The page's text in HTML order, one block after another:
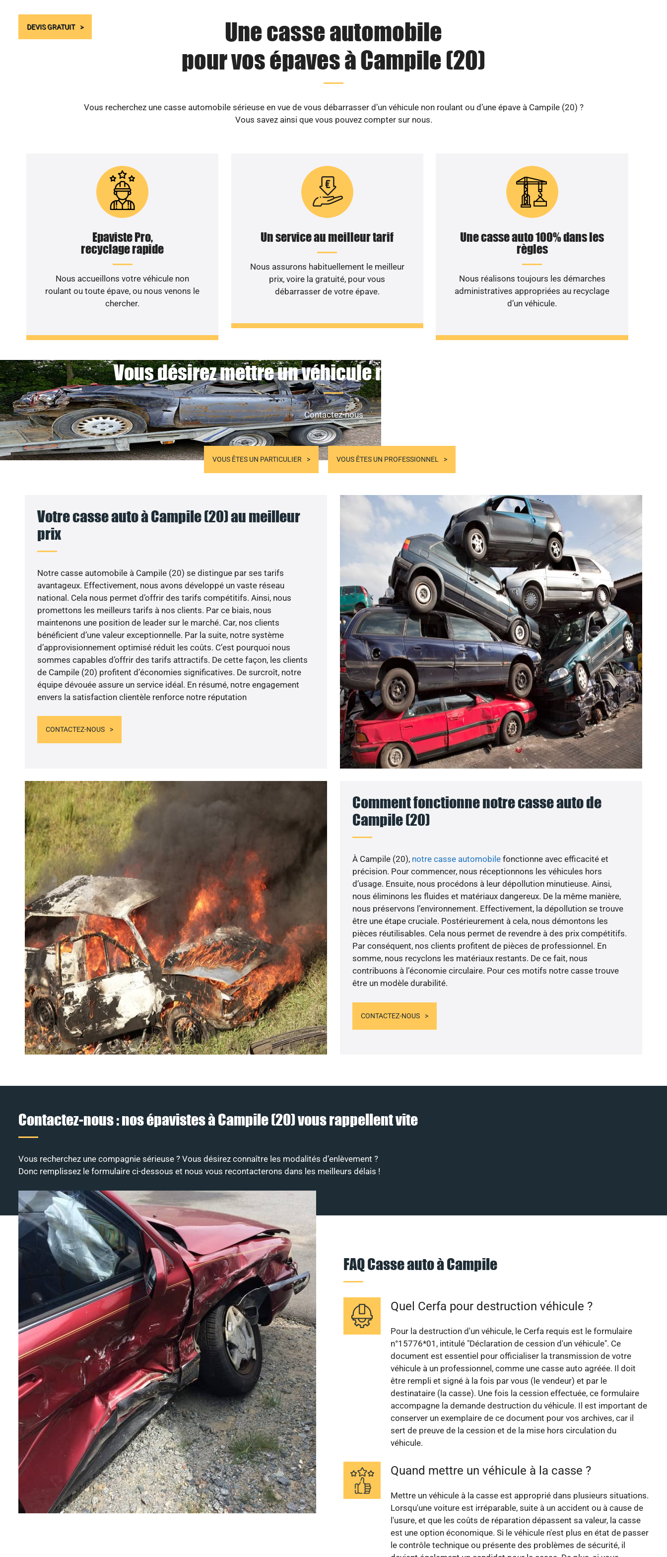
DEVIS GRATUIT
Une casse automobile
pour vos épaves à Campile (20)
Vous recherchez une casse automobile sérieuse en vue de vous débarrasser d’un véhicule non roulant ou d’une épave à Campile (20) ?
Vous savez ainsi que vous pouvez compter sur nous.
Epaviste Pro,
recyclage rapide
Nous accueillons votre véhicule non
roulant ou toute épave, ou nous venons le
chercher.
Un service au meilleur tarif
Nous assurons habituellement le meilleur
prix, voire la gratuité, pour vous
débarrasser de votre épave.
Une casse auto 100% dans les
règles
Nous réalisons toujours les démarches
administratives appropriées au recyclage
d’un véhicule.
Vous désirez mettre un véhicule non roulant au rebut ?
Contactez-nous
VOUS ÊTES UN PARTICULIER VOUS ÊTES UN PROFESSIONNEL
Votre casse auto à Campile (20) au meilleur
prix
Notre casse automobile à Campile (20) se distingue par ses tarifs
avantageux. Effectivement, nous avons développé un vaste réseau
national. Cela nous permet d’offrir des tarifs compétitifs. Ainsi, nous
promettons les meilleurs tarifs à nos clients. Par ce biais, nous
maintenons une position de leader sur le marché. Car, nos clients
bénéficient d’une valeur exceptionnelle. Par la suite, notre système
d’approvisionnement optimisé réduit les coûts. C’est pourquoi nous
sommes capables d’offrir des tarifs attractifs. De cette façon, les clients
de Campile (20) profitent d’économies significatives. De surcroît, notre
équipe dévouée assure un service idéal. En résumé, notre engagement
envers la satisfaction clientèle renforce notre réputation
CONTACTEZ-NOUS
Comment fonctionne notre casse auto de
Campile (20)
À Campile (20), notre casse automobile fonctionne avec efficacité et
précision. Pour commencer, nous réceptionnons les véhicules hors
d’usage. Ensuite, nous procédons à leur dépollution minutieuse. Ainsi,
nous éliminons les fluides et matériaux dangereux. De la même manière,
nous préservons l’environnement. Effectivement, la dépollution se trouve
être une étape cruciale. Postérieurement à cela, nous démontons les
pièces réutilisables. Cela nous permet de revendre à des prix compétitifs.
Par conséquent, nos clients profitent de pièces de professionnel. En
somme, nous recyclons les matériaux restants. De ce fait, nous
contribuons à l’économie circulaire. Pour ces motifs notre casse trouve
être un modèle durabilité.
CONTACTEZ-NOUS
Contactez-nous : nos épavistes à Campile (20) vous rappellent vite
Vous recherchez une compagnie sérieuse ? Vous désirez connaître les modalités d’enlèvement ?
Donc remplissez le formulaire ci-dessous et nous vous recontacterons dans les meilleurs délais !
FAQ Casse auto à Campile
Quel Cerfa pour destruction véhicule ?
Pour la destruction d'un véhicule, le Cerfa requis est le formulaire
n°15776*01, intitulé "Déclaration de cession d'un véhicule". Ce
document est essentiel pour officialiser la transmission de votre
véhicule à un professionnel, comme une casse auto agréée. Il doit
être rempli et signé à la fois par vous (le vendeur) et par le
destinataire (la casse). Une fois la cession effectuée, ce formulaire
accompagne la demande destruction du véhicule. Il est important de
conserver un exemplaire de ce document pour vos archives, car il
sert de preuve de la cession et de la mise hors circulation du
véhicule.
Quand mettre un véhicule à la casse ?
Mettre un véhicule à la casse est approprié dans plusieurs situations.
Lorsqu'une voiture est irréparable, suite à un accident ou à cause de
l'usure, et que les coûts de réparation dépassent sa valeur, la casse
est une option économique. Si le véhicule n'est plus en état de passer
le contrôle technique ou présente des problèmes de sécurité, il